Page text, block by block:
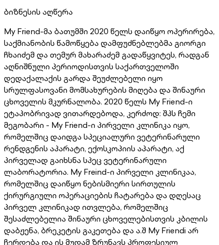
ბიზნესის აღწერა
My Friend-მა ბათუმში 2020 წელს დაიწყო ოპერირება,
საქმიანობის წამოწყება დამფუძნებლებმა გიორგი
ჩხაიძემ და თემურ მახარაძემ გადაწყვიტეს, რადგან
აღნიშნული პერიოდისთვის საქართველოში
დედაქალაქის გარდა შეუძლებელი იყო
სრულფასოვანი მომსახურების მიღება და შინაური
ცხოველის მკურნალობა. 2020 წელს My Friend-ი
ეტაპობრივად ვითარდებოდა, კერძოდ: შპს ჩემი
მეგობარი - My Friend-ი პირველი კლინიკა იყო,
რომელშიც დაიდგა სპეციალური ვეტერინარული
რენდგენის აპარატი, ექოსკოპიის აპარატი, აქ
პირველად გაიხსნა სპეც ვეტერინარული
ლაბორატორია. My Freind-ი პირველი კლინიკაა,
რომელშიც დაიწყო ნებისმიერი სირთულის
ქირურგიული ოპერაციების ჩატარება და დღესაც
პირველ კლინიკად ითვლება, რომელშიც
შესაძლებელია შინაური ცხოველებისთვის კბილის
დაბჟენა, ბრეკეტის გაკეთება და ა.შ My Friendi არ
ჩერდება და ის მუდამ ზრუნავს პროფესიულ